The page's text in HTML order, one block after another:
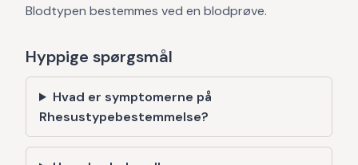
Blodtypen bestemmes ved en blodprøve.
Hyppige spørgsmål
Hvad er symptomerne på
Rhesustypebestemmelse?